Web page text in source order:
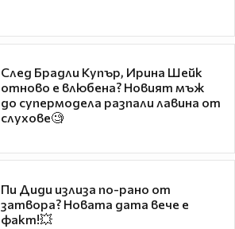
След Брадли Купър, Ирина Шейк
отново е влюбена? Новият мъж
до супермодела разпали лавина от
слухове🧐
Пи Диди излиза по-рано от
затвора? Новата дата вече е
факт!💥